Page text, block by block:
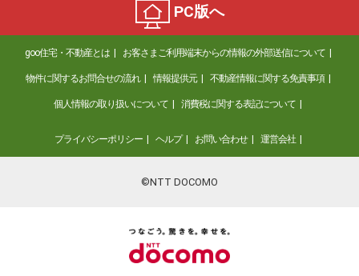
PC版へ
goo住宅・不動産とは お客さまご利用端末からの情報の外部送信について
物件に関するお問合せの流れ 情報提供元 不動産情報に関する免責事項
個人情報の取り扱いについて 消費税に関する表記について
プライバシーポリシー ヘルプ お問い合わせ 運営会社
©NTT DOCOMO